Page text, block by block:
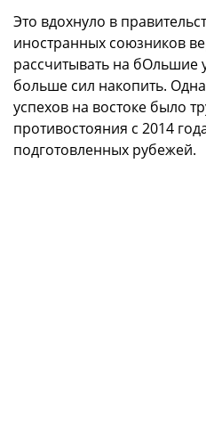
Это вдохнуло в
иностранных союзников
рассчитывать на бОльшие
больше сил накопить.
успехов на востоке было
противостояния с 2014
подготовленных рубежей.